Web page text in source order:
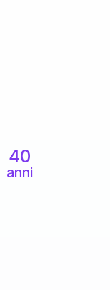
40
anni